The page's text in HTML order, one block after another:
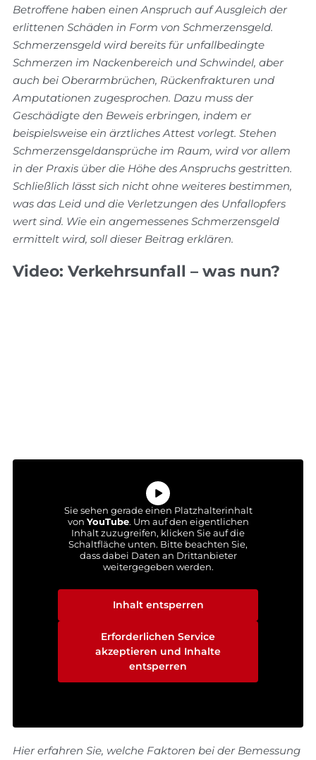
Betroffene haben einen Anspruch auf Ausgleich der
erlittenen Schäden in Form von Schmerzensgeld.
Schmerzensgeld wird bereits für unfallbedingte
Schmerzen im Nackenbereich und Schwindel, aber
auch bei Oberarmbrüchen, Rückenfrakturen und
Amputationen zugesprochen. Dazu muss der
Geschädigte den Beweis erbringen, indem er
beispielsweise ein ärztliches Attest vorlegt. Stehen
Schmerzensgeldansprüche im Raum, wird vor allem
in der Praxis über die Höhe des Anspruchs gestritten.
Schließlich lässt sich nicht ohne weiteres bestimmen,
was das Leid und die Verletzungen des Unfallopfers
wert sind. Wie ein angemessenes Schmerzensgeld
ermittelt wird, soll dieser Beitrag erklären.
Video: Verkehrsunfall – was nun?
Sie sehen gerade einen Platzhalterinhalt
von YouTube. Um auf den eigentlichen
Inhalt zuzugreifen, klicken Sie auf die
Schaltfläche unten. Bitte beachten Sie,
dass dabei Daten an Drittanbieter
weitergegeben werden.
Inhalt entsperren
Erforderlichen Service
akzeptieren und Inhalte
entsperren
Hier erfahren Sie, welche Faktoren bei der Bemessung